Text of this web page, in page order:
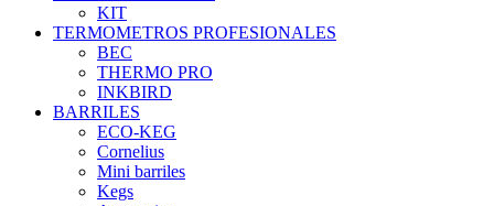
KIT
TERMOMETROS PROFESIONALES
BEC
THERMO PRO
INKBIRD
BARRILES
ECO-KEG
Cornelius
Mini barriles
Kegs